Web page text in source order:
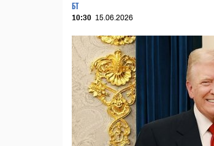
БТ
10:30 15.06.2026